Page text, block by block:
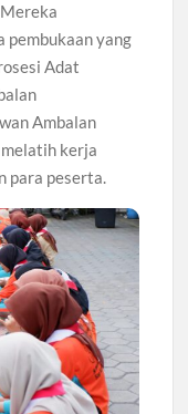
pembukaan yang
Adat
Ambalan
kerja
para peserta.